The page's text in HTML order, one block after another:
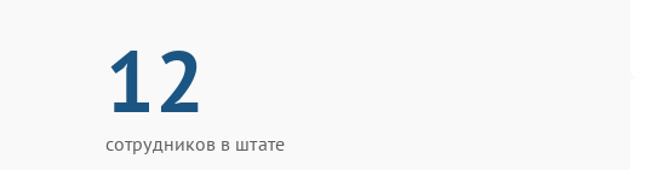
12
сотрудников в штате